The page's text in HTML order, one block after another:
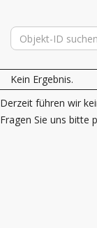
Kein Ergebnis.
Derzeit führen wir
Fragen Sie uns bitte